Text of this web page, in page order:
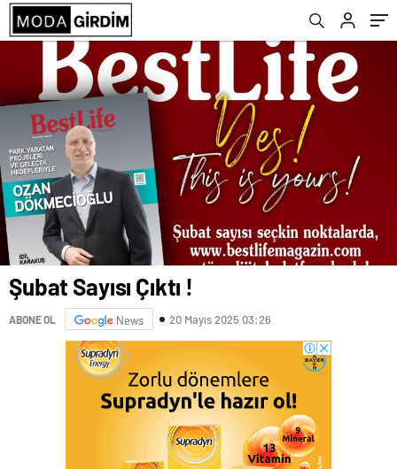
Şubat Sayısı Çıktı !
ABONE OL News 20 Mayıs 2025 03:26